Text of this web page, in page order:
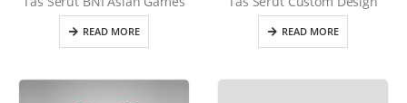
READ MORE READ MORE